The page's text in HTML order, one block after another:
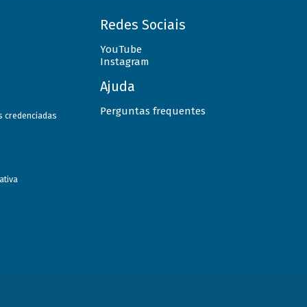
credenciadas
Redes Sociais
YouTube
Instagram
Ajuda
Perguntas frequentes